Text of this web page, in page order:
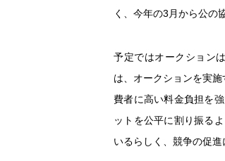
く、今年の3月から公の
予定ではオークション
は、オークションを実
費者に高い料金負担を
ットを公平に割り振る
いるらしく、競争の促